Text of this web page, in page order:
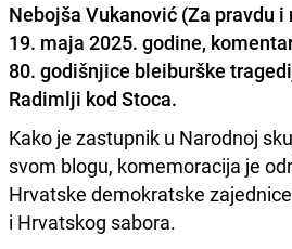
Nebojša Vukanović (Za pravdu
19. maja 2025. godine,
80. godišnjice bleiburške
Radimlji kod Stoca.
Kako je zastupnik u Narodnoj
svom blogu, komemoracija je
Hrvatske demokratske
i Hrvatskog sabora.